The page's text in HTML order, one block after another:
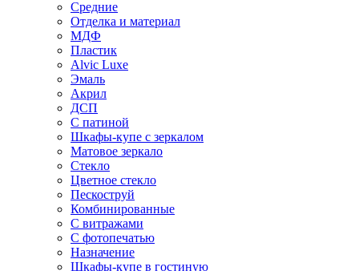
Средние
Отделка и материал
МДФ
Пластик
Alvic Luxe
Эмаль
Акрил
ДСП
С патиной
Шкафы-купе с зеркалом
Матовое зеркало
Стекло
Цветное стекло
Пескоструй
Комбинированные
С витражами
С фотопечатью
Назначение
Шкафы-купе в гостиную